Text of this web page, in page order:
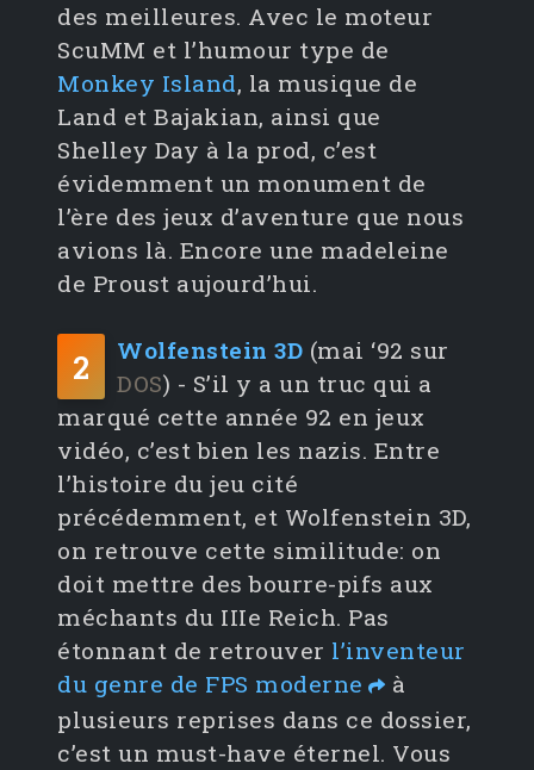
des meilleures. Avec le moteur
ScuMM et l’humour type de
Monkey Island, la musique de
Land et Bajakian, ainsi que
Shelley Day à la prod, c’est
évidemment un monument de
l’ère des jeux d’aventure que nous
avions là. Encore une madeleine
de Proust aujourd’hui.
2 Wolfenstein 3D (mai ‘92 sur
DOS) - S’il y a un truc qui a
marqué cette année 92 en jeux
vidéo, c’est bien les nazis. Entre
l’histoire du jeu cité
précédemment, et Wolfenstein 3D,
on retrouve cette similitude: on
doit mettre des bourre-pifs aux
méchants du IIIe Reich. Pas
étonnant de retrouver l’inventeur
du genre de FPS moderne
à
plusieurs reprises dans ce dossier,
c’est un must-have éternel. Vous